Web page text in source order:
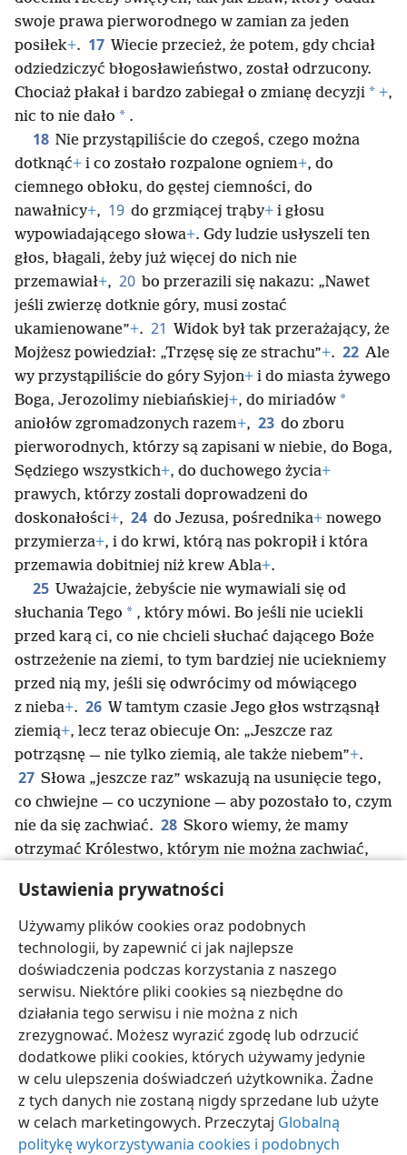
Ustawienia prywatności
Używamy plików cookies oraz podobnych
technologii, by zapewnić ci jak najlepsze
doświadczenia podczas korzystania z naszego
serwisu. Niektóre pliki cookies są niezbędne do
działania tego serwisu i nie można z nich
zrezygnować. Możesz wyrazić zgodę lub odrzucić
dodatkowe pliki cookies, których używamy jedynie
w celu ulepszenia doświadczeń użytkownika. Żadne
z tych danych nie zostaną nigdy sprzedane lub użyte
w celach marketingowych. Przeczytaj Globalną
politykę wykorzystywania cookies i podobnych
swoje prawa pierworodnego w zamian za jeden
posiłek+. 17 Wiecie przecież, że potem, gdy chciał
odziedziczyć błogosławieństwo, został odrzucony.
Chociaż płakał i bardzo zabiegał o zmianę decyzji * +,
nic to nie dało * .
18 Nie przystąpiliście do czegoś, czego można
dotknąć+ i co zostało rozpalone ogniem+, do
ciemnego obłoku, do gęstej ciemności, do
nawałnicy+, 19 do grzmiącej trąby+ i głosu
wypowiadającego słowa+. Gdy ludzie usłyszeli ten
głos, błagali, żeby już więcej do nich nie
przemawiał+, 20 bo przerazili się nakazu: „Nawet
jeśli zwierzę dotknie góry, musi zostać
ukamienowane”+. 21 Widok był tak przerażający, że
Mojżesz powiedział: „Trzęsę się ze strachu”+. 22 Ale
wy przystąpiliście do góry Syjon+ i do miasta żywego
Boga, Jerozolimy niebiańskiej+, do miriadów *
aniołów zgromadzonych razem+, 23 do zboru
pierworodnych, którzy są zapisani w niebie, do Boga,
Sędziego wszystkich+, do duchowego życia+
prawych, którzy zostali doprowadzeni do
doskonałości+, 24 do Jezusa, pośrednika+ nowego
przymierza+, i do krwi, którą nas pokropił i która
przemawia dobitniej niż krew Abla+.
25 Uważajcie, żebyście nie wymawiali się od
słuchania Tego * , który mówi. Bo jeśli nie uciekli
przed karą ci, co nie chcieli słuchać dającego Boże
ostrzeżenie na ziemi, to tym bardziej nie uciekniemy
przed nią my, jeśli się odwrócimy od mówiącego
z nieba+. 26 W tamtym czasie Jego głos wstrząsnął
ziemią+, lecz teraz obiecuje On: „Jeszcze raz
potrząsnę — nie tylko ziemią, ale także niebem”+.
27 Słowa „jeszcze raz” wskazują na usunięcie tego,
co chwiejne — co uczynione — aby pozostało to, czym
nie da się zachwiać. 28 Skoro wiemy, że mamy
otrzymać Królestwo, którym nie można zachwiać,
życzliwości Bożej. Dzięki niej możemy z bojaźnią
i szacunkiem pełnić dla Boga świętą służbę
w sposób, który cieszy się Jego uznaniem.
nasz Bóg jest jak niszczycielski ogień +.
polski Udostępnij Ustawienia
Copyright © 2026 Watch Tower Bible and Tract Society of Pennsylvania
Warunki użytkowania Polityka prywatności
Ustawienia prywatności
JW.ORG
Zaloguj